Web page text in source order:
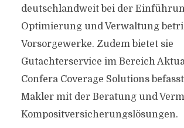
deutschlandweit bei der
Optimierung und Verwaltung
Vorsorgewerke. Zudem bietet sie
Gutachterservice im Bereich
Confera Coverage Solutions
Makler mit der Beratung und
Kompositversicherungslösungen.